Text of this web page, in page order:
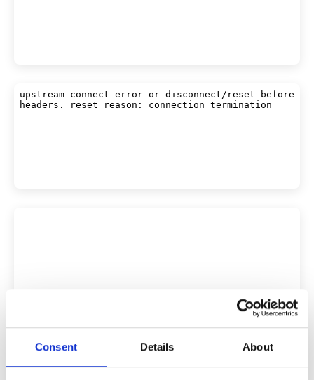
Consent Details About
Altri Versailles Biglietti